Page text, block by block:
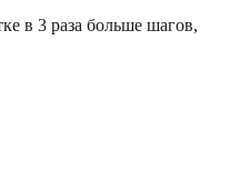
в 3 раза больше шагов,